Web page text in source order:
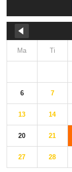
Ma Ti
6 7
13 14
20 21
27 28